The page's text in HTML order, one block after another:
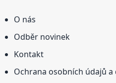
O nás
Odběr novinek
Kontakt
Ochrana osobních údajů a